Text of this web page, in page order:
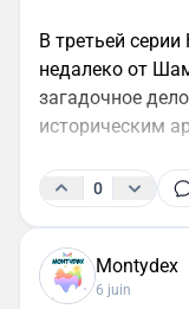
В третьей
недалеко от
загадочное
историческим
0
Montydex
6 juin